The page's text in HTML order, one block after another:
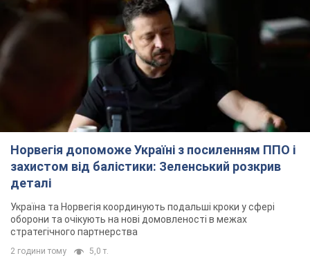
Норвегія допоможе Україні з посиленням ППО і
захистом від балістики: Зеленський розкрив
деталі
Україна та Норвегія координують подальші кроки у сфері
оборони та очікують на нові домовленості в межах
стратегічного партнерства
2 години тому 5,0 т.